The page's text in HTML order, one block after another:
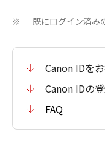
※ 既にログイン済み
Canon IDを
Canon IDの
FAQ